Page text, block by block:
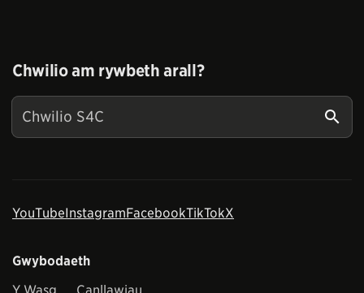
Chwilio am rywbeth arall?
YouTubeInstagramFacebookTikTokX
Gwybodaeth